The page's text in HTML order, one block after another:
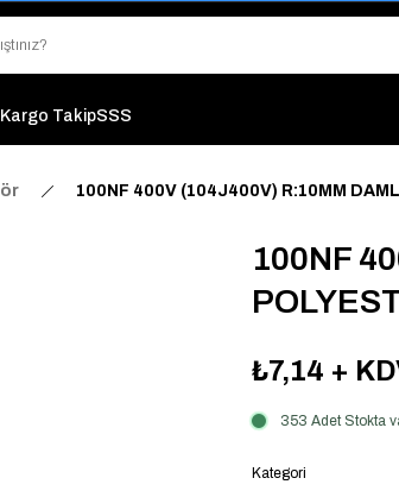
14:00'a Kadar Verilen Siparişlerde Aynı Gün
"Binlerce Ürün Çeşitliliği ile Stoktan Hemen
Kargo TakipSSS
100NF 400V (104J400V) R:10MM
100NF
₺7,14 +
353 Adet Stokta
Kategori